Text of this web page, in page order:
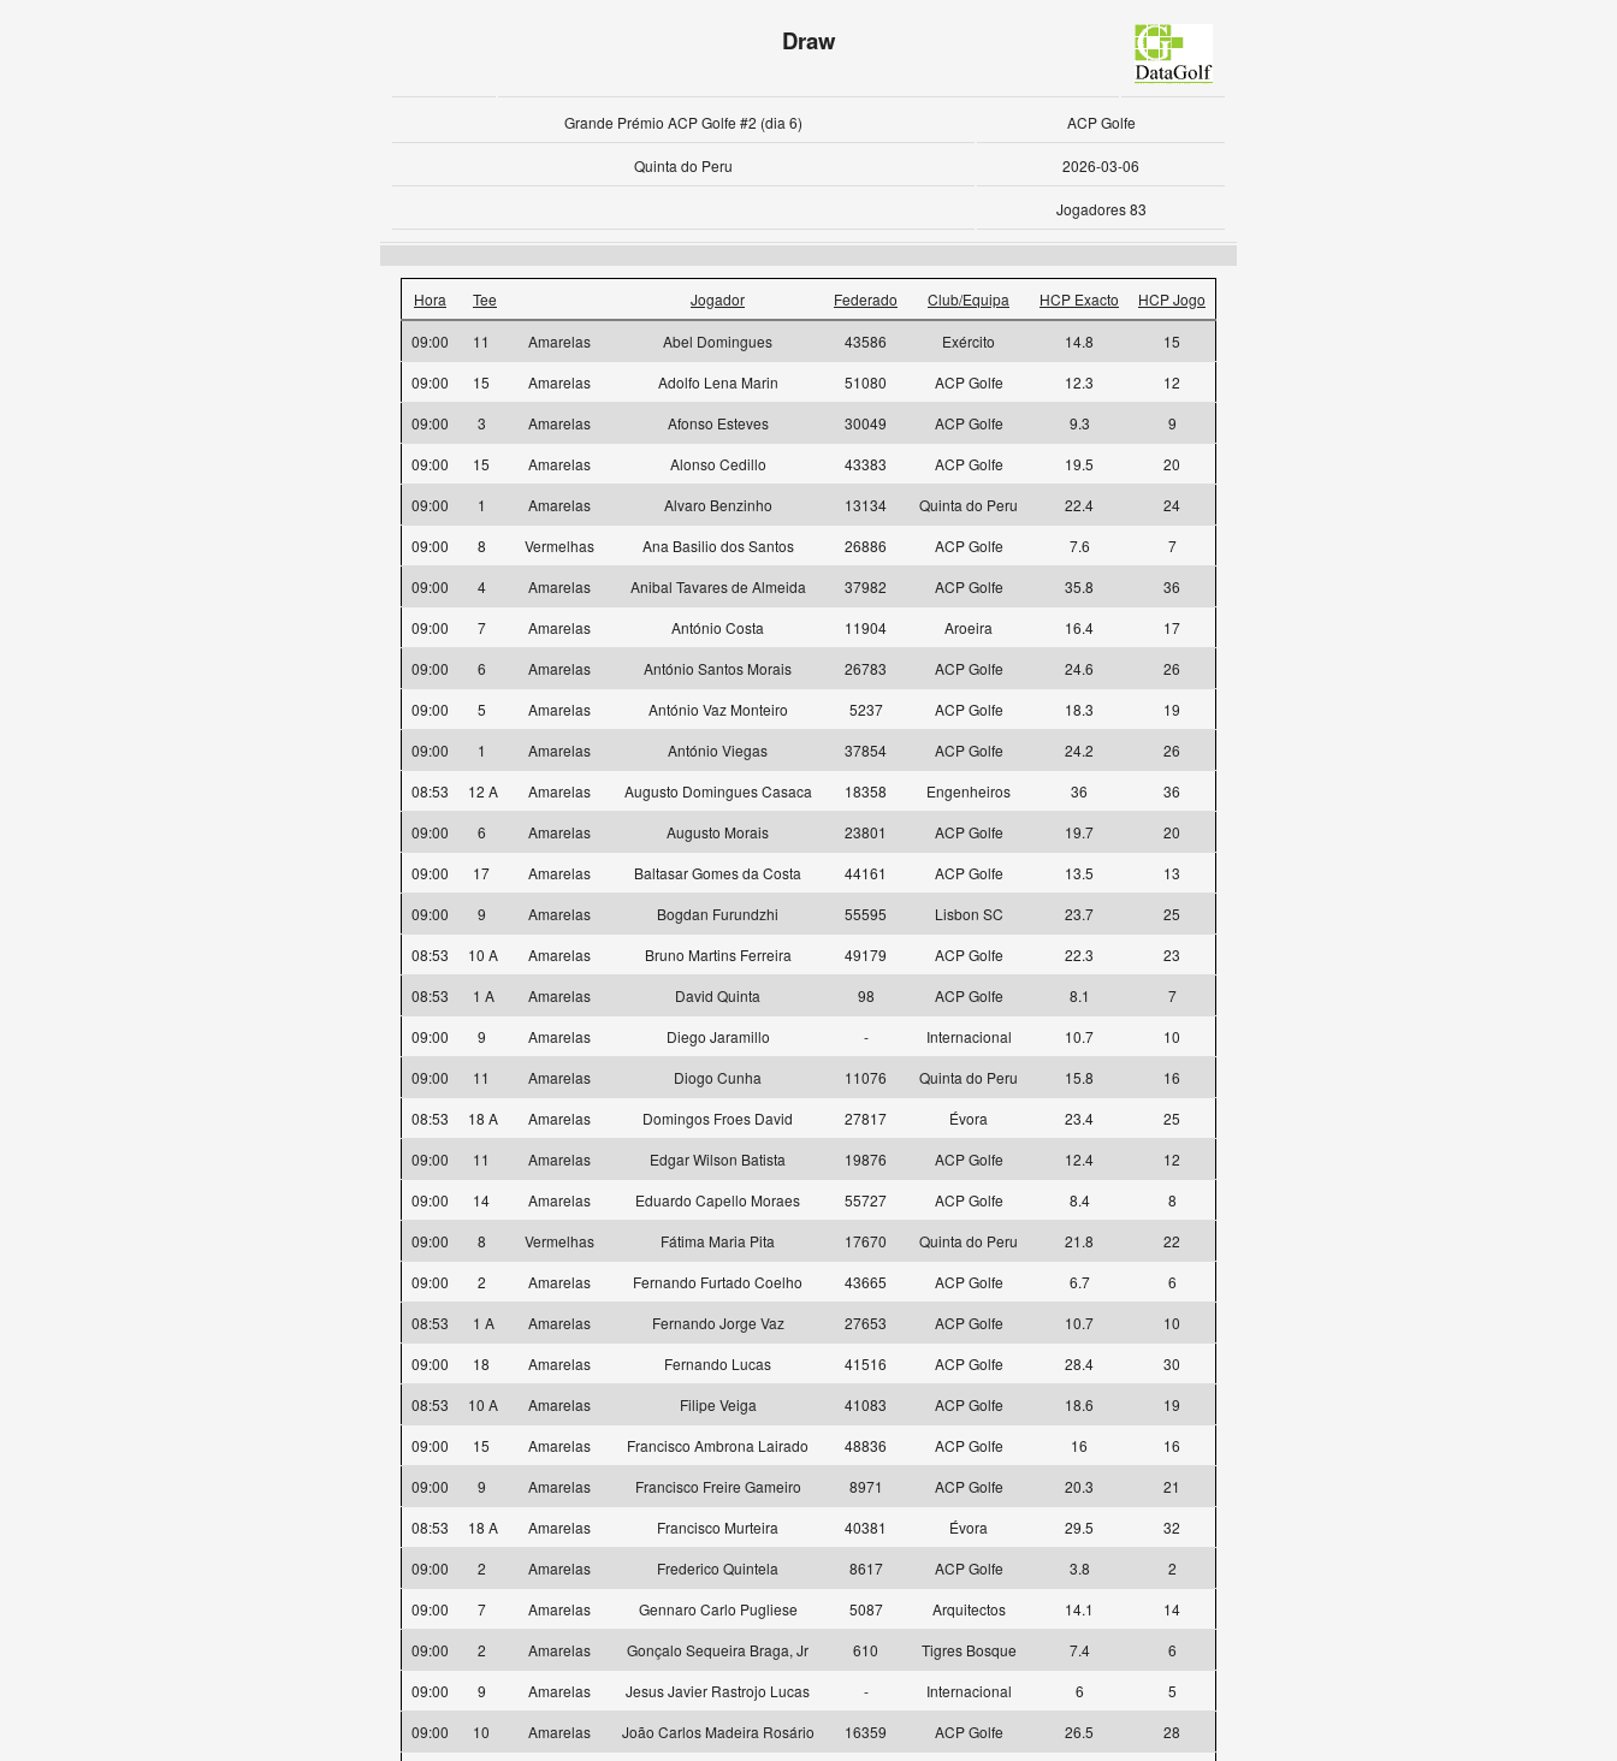
Draw
Grande Prémio ACP Golfe #2 (dia 6) ACP Golfe
Quinta do Peru 2026-03-06
Jogadores 83
Hora Tee Jogador Federado Club/Equipa HCP Exacto HCP Jogo
09:00 11 Amarelas Abel Domingues 43586 Exército 14.8
15
09:00
15 Amarelas Adolfo Lena Marin 51080 ACP Golfe 12.3
12
09:00
3 Amarelas Afonso Esteves 30049 ACP Golfe 9.3
9
09:00
15 Amarelas Alonso Cedillo 43383 ACP Golfe 19.5
20
09:00
1 Amarelas Alvaro Benzinho 13134 Quinta do Peru 22.4
24
09:00
8 Vermelhas Ana Basilio dos Santos 26886 ACP Golfe 7.6
7
09:00
4 Amarelas Anibal Tavares de Almeida 37982 ACP Golfe 35.8
36
09:00
7 Amarelas António Costa 11904 Aroeira 16.4
17
09:00
6 Amarelas António Santos Morais 26783 ACP Golfe 24.6
26
09:00
5 Amarelas António Vaz Monteiro 5237 ACP Golfe 18.3
19
09:00
1 Amarelas António Viegas 37854 ACP Golfe 24.2
26
08:53
12 A Amarelas Augusto Domingues Casaca 18358 Engenheiros 36
36
09:00
6 Amarelas Augusto Morais 23801 ACP Golfe 19.7
20
09:00
17 Amarelas Baltasar Gomes da Costa 44161 ACP Golfe 13.5
13
09:00
9 Amarelas Bogdan Furundzhi 55595 Lisbon SC 23.7
25
08:53
10 A Amarelas Bruno Martins Ferreira 49179 ACP Golfe 22.3
23
08:53
1 A Amarelas David Quinta 98 ACP Golfe 8.1
7
09:00
9 Amarelas Diego Jaramillo - Internacional 10.7
10
09:00
11 Amarelas Diogo Cunha 11076 Quinta do Peru 15.8
16
08:53
18 A Amarelas Domingos Froes David 27817 Évora 23.4
25
09:00
11 Amarelas Edgar Wilson Batista 19876 ACP Golfe 12.4
12
09:00
14 Amarelas Eduardo Capello Moraes 55727 ACP Golfe 8.4
8
09:00
8 Vermelhas Fátima Maria Pita 17670 Quinta do Peru 21.8
22
09:00
2 Amarelas Fernando Furtado Coelho 43665 ACP Golfe 6.7
6
08:53
1 A Amarelas Fernando Jorge Vaz 27653 ACP Golfe 10.7
10
09:00
18 Amarelas Fernando Lucas 41516 ACP Golfe 28.4
30
08:53
10 A Amarelas Filipe Veiga 41083 ACP Golfe 18.6
19
09:00
15 Amarelas Francisco Ambrona Lairado 48836 ACP Golfe 16
16
09:00
9 Amarelas Francisco Freire Gameiro 8971 ACP Golfe 20.3
21
08:53
18 A Amarelas Francisco Murteira 40381 Évora 29.5
32
09:00
2 Amarelas Frederico Quintela 8617 ACP Golfe 3.8
2
09:00
7 Amarelas Gennaro Carlo Pugliese 5087 Arquitectos 14.1
14
09:00
2 Amarelas Gonçalo Sequeira Braga, Jr 610 Tigres Bosque 7.4
6
09:00
9 Amarelas Jesus Javier Rastrojo Lucas - Internacional 6
5
09:00
10 Amarelas João Carlos Madeira Rosário 16359 ACP Golfe 26.5
28